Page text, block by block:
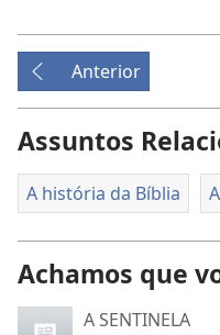
Anterior
Assuntos
A história da Bíblia
Achamos que
A SENTINELA